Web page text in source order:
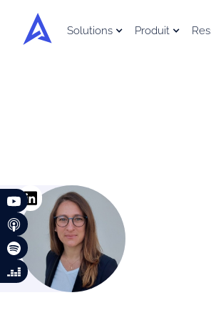
Solutions Produit